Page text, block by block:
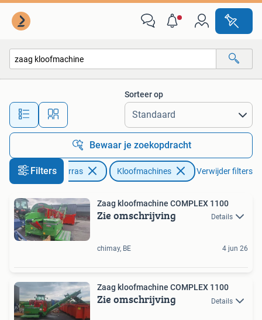
Alle afstanden…
Sorteer op
Bewaar je zoekopdracht
Filters
Tuin en Terras Kloofmachines Verwijder filters
Zaag kloofmachine COMPLEX 1100
Zie omschrijving Details
chimay, BE 4 jun 26
Zaag kloofmachine COMPLEX 1100
Zie omschrijving Details